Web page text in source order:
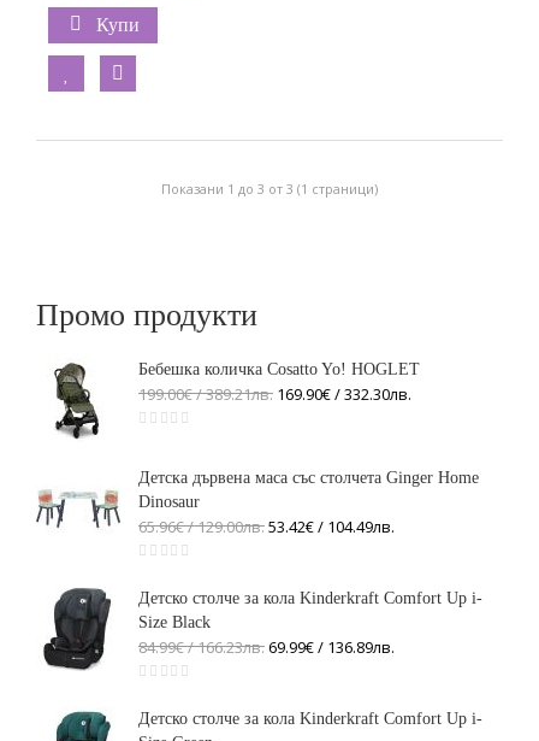
Купи
Показани 1 до 3 от 3 (1 страници)
Промо продукти
Бебешка количка Cosatto Yo! HOGLET
199.00€ / 389.21лв. 169.90€ / 332.30лв.
Детска дървена маса със столчета Ginger Home
Dinosaur
65.96€ / 129.00лв.53.42€ / 104.49лв.
Детско столче за кола Kinderkraft Comfort Up i-
Size Black
84.99€ / 166.23лв.69.99€ / 136.89лв.
Детско столче за кола Kinderkraft Comfort Up i-